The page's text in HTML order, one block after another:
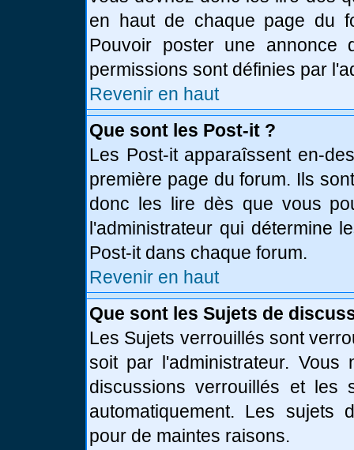
en haut de chaque page du
Pouvoir poster une annonce
permissions sont définies par
Revenir en haut
Que sont les Post-it ?
Les Post-it apparaîssent en-
première page du forum. Ils
donc les lire dès que vous
l'administrateur qui détermine
Post-it dans chaque forum.
Revenir en haut
Que sont les Sujets de
Les Sujets verrouillés sont
soit par l'administrateur.
discussions verrouillés et les
automatiquement. Les sujets
pour de maintes raisons.